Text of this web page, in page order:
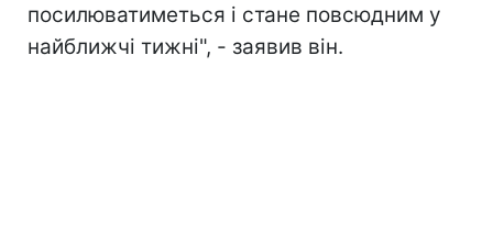
посилюватиметься і стане повсюдним у
найближчі тижні", - заявив він.